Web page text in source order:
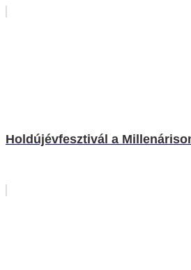
Holdújévfesztivál a